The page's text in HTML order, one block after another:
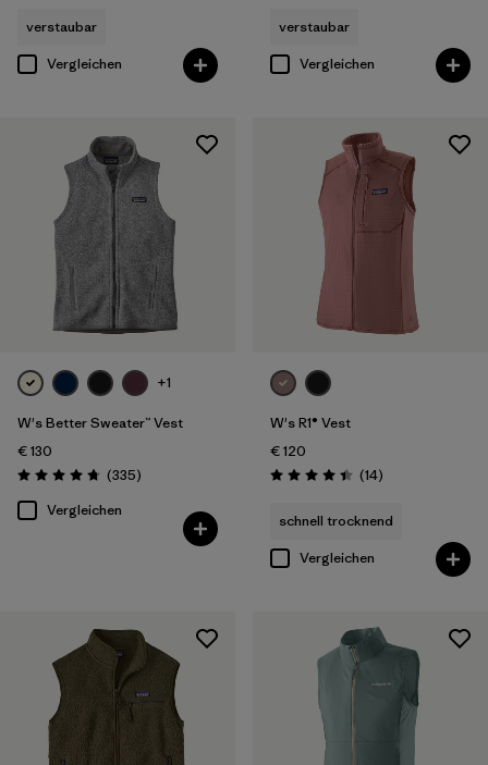
Filter by
Eigenschaften
verstaubar
Vergleichen
verstaubar
Vergleichen
+1
W's Better Sweater™ Vest
€ 130
Bewertung: 4.7 / 5
(335Rezensionen
)
Vergleichen
W's R1® Vest
€ 120
Bewertung: 4.4 / 5
(14Rezensionen
)
schnell trocknend
Vergleichen